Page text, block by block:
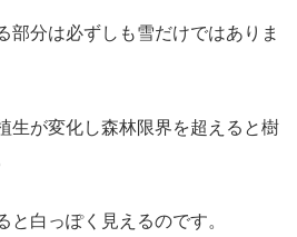
部分は必ずしも雪だけではありま
生が変化し森林限界を超えると樹
と白っぽく見えるのです。